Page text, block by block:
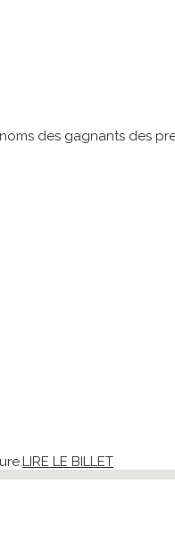
des gagnants des
LIRE LE BILLET